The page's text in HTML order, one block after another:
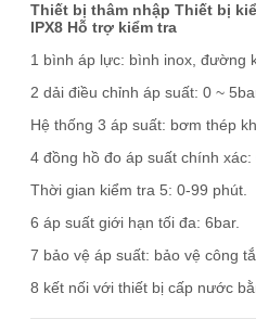
Thiết bị thâm nhập Thiết bị
IPX8 Hỗ trợ kiểm tra
1 bình áp lực: bình inox, đường
2 dải điều chỉnh áp suất: 0 ~
Hệ thống 3 áp suất: bơm thép
4 đồng hồ đo áp suất chính xác:
Thời gian kiểm tra 5: 0-99 phút.
6 áp suất giới hạn tối đa: 6bar.
7 bảo vệ áp suất: bảo vệ công
8 kết nối với thiết bị cấp nước